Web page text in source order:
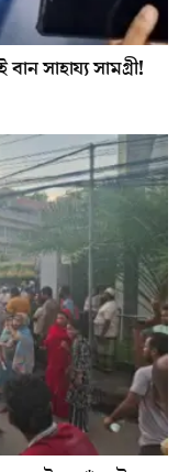
সাহায্য সামগ্ৰী!